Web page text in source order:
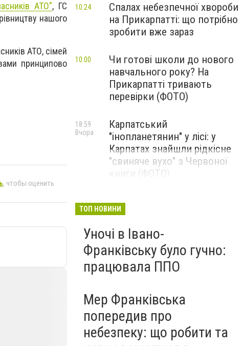
АТО", ГС
нашого
АТО, сімей
принципово
, чтобы оценить
Спалах небезпечної хвороби
на Прикарпатті: що потрібно
зробити вже зараз
10:24
Чи готові школи до нового
навчального року? На
Прикарпатті тривають
перевірки (ФОТО)
10:00
Карпатський
"інопланетянин" у лісі: у
Карпатах знайшли рідкісне
"свиняче вухо" з Червоної
книги (ФОТО)
18:59
Вчора
ТОП НОВИНИ
Уночі в Івано-
Франківську було гучно:
працювала ППО
Мер Франківська
попередив про
небезпеку: що робити та